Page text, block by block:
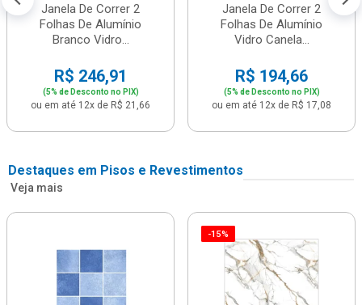
Janela De Correr 2
Folhas De Alumínio
Branco Vidro...
R$ 246,91
(5% de Desconto no PIX)
ou em até 12x de R$ 21,66
Janela De Correr 2
Folhas De Alumínio
Vidro Canela...
R$ 194,66
(5% de Desconto no PIX)
ou em até 12x de R$ 17,08
Destaques em Pisos e Revestimentos
Veja mais
-15%